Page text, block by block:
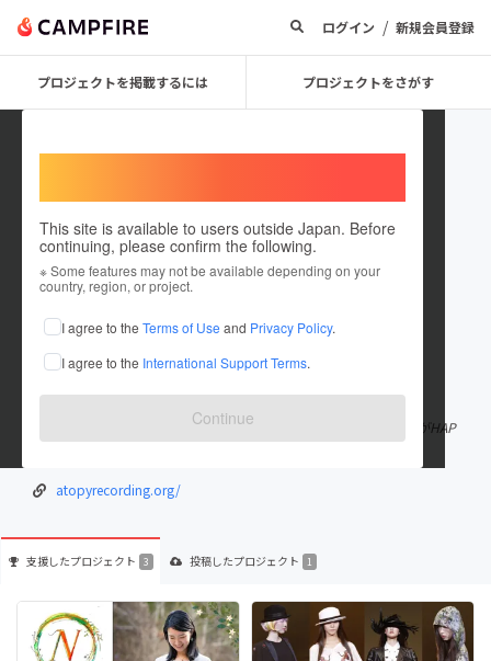
ログイン / 新規会員登録
プロジェクトを掲載するには プロジェクトをさがす
This site is available to users outside Japan. Before
continuing, please confirm the following.
※ Some features may not be available depending on your
country, region, or project.
I agree to the Terms of Use and Privacy Policy.
I agree to the International Support Terms.
Continue
atoyoku
これまでに3回支援して1件のプロジェクトを投稿しています
在住国：日本 現在地：東京都
出身国：日本 出身地：東京都
『NPO法人アトピーを良くしたい（アト良く）』はアトピーの人がHAP
PY になる社会の仕組みを創ります。
atopyrecording.org/
支援したプロジェクト 3 投稿したプロジェクト 1